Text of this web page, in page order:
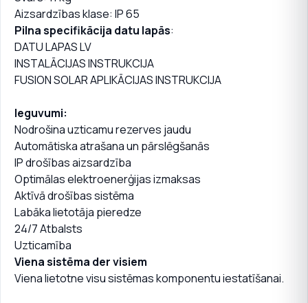
Aizsardzības klase: IP 65
Pilna specifikācija datu lapās:
DATU LAPAS LV
INSTALĀCIJAS INSTRUKCIJA
FUSION SOLAR APLIKĀCIJAS INSTRUKCIJA
Ieguvumi:
Nodrošina uzticamu rezerves jaudu
Automātiska atrašana un pārslēgšanās
IP drošības aizsardzība
Optimālas elektroenerģijas izmaksas
Aktīvā drošības sistēma
Labāka lietotāja pieredze
24/7 Atbalsts
Uzticamība
Viena sistēma der visiem
Viena lietotne visu sistēmas komponentu iestatīšanai.